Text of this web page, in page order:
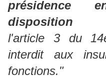
présidence
disposition
l'article 3 du
interdit aux
fonctions."